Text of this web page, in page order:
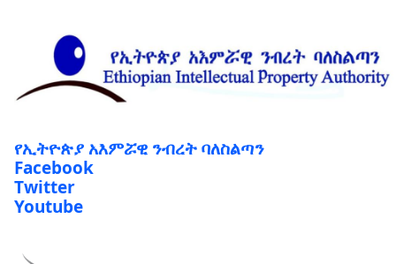
የኢትዮጵያ አእምሯዊ ንብረት ባለስልጣን
Facebook
Twitter
Youtube